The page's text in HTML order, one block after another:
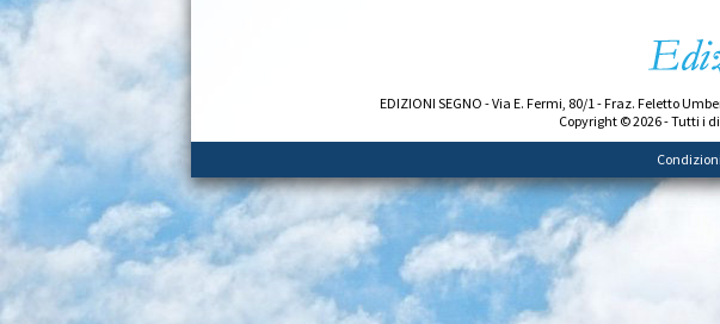
EDIZIONI SEGNO - Via E. Fermi, 80/1 - Fraz. Feletto
Copyright © 2026 - Tutti i